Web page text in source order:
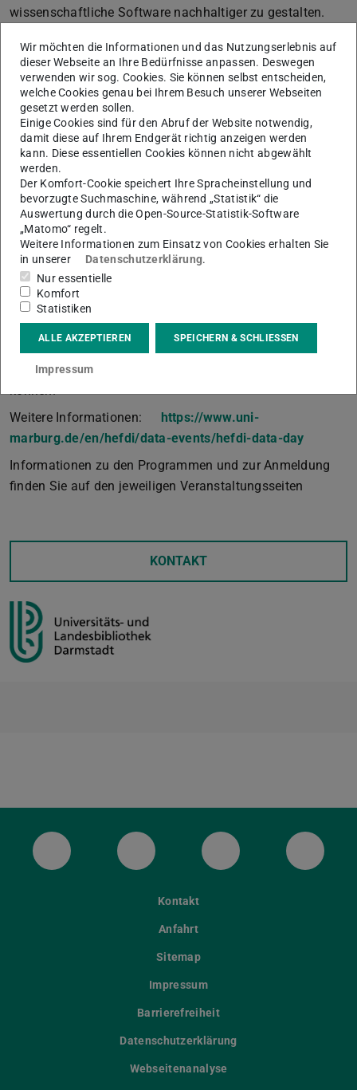
wissenschaftliche Software nachhaltiger zu gestalten.
Weitere Informationen:
https://codeschool.hefdi.de/
Am17.06.2026 werdenim Rahmen der RMU Postdoc
Career WeeksForschungsdatenmanagement-Services
und -Tools vorgestellt, die innerhalb der Rhein-Main-
Universitäten zur Verfügung stehen. Die verschiedenen
Sessions geben einen Überblick über praktische
Unterstützung beim Organisieren, Verwalten und Teilen
von Forschungsdaten.
Weitere Informationen:
https://www.rhein-main-
universitaeten.de/events/rmu-postdoc-career-weeks-
2026
Der HeFDI Data Day
Erfahrungen aus hessischen Forschungseinrichtungen
zusammen. Im Mittelpunkt steht in diesem Jahr die Frage,
Infrastrukturen in den Forschungsalltag integriert werden
Weitere Informationen:
https://www.uni-
marburg.de/en/hefdi/data-events/hefdi-data-day
Informationen zu den Programmen und zur Anmeldung
finden Sie auf den jeweiligen Veranstaltungsseiten
KONTAKT
ULB Bluesky ULB FacebookULB InstagramULB
Kontakt
Anfahrt
Sitemap
Impressum
Barrierefreiheit
Datenschutzerklärung
Webseitenanalyse
Wir möchten die Informationen und das Nutzungserlebnis auf
dieser Webseite an Ihre Bedürfnisse anpassen. Deswegen
verwenden wir sog. Cookies. Sie können selbst entscheiden,
welche Cookies genau bei Ihrem Besuch unserer Webseiten
gesetzt werden sollen.
Einige Cookies sind für den Abruf der Website notwendig,
damit diese auf Ihrem Endgerät richtig anzeigen werden
kann. Diese essentiellen Cookies können nicht abgewählt
werden.
Der Komfort-Cookie speichert Ihre Spracheinstellung und
bevorzugte Suchmaschine, während „Statistik“ die
Auswertung durch die Open-Source-Statistik-Software
„Matomo“ regelt.
Weitere Informationen zum Einsatz von Cookies erhalten Sie
in unserer
Datenschutzerklärung.
Nur essentielle
Komfort
Statistiken
ALLE AKZEPTIEREN SPEICHERN & SCHLIESSEN
Impressum